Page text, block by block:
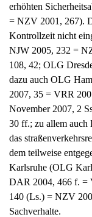
erhöhten
= NZV 2001, 267).
Kontrollzeit nicht
NJW 2005, 232 =
108, 42; OLG
dazu auch OLG
2007, 35 = VRR
November 2007, 2
30 ff.; zu allem
das
dem teilweise
Karlsruhe (OLG
DAR 2004, 466 f. =
140 (Ls.) = NZV
Sachverhalte.